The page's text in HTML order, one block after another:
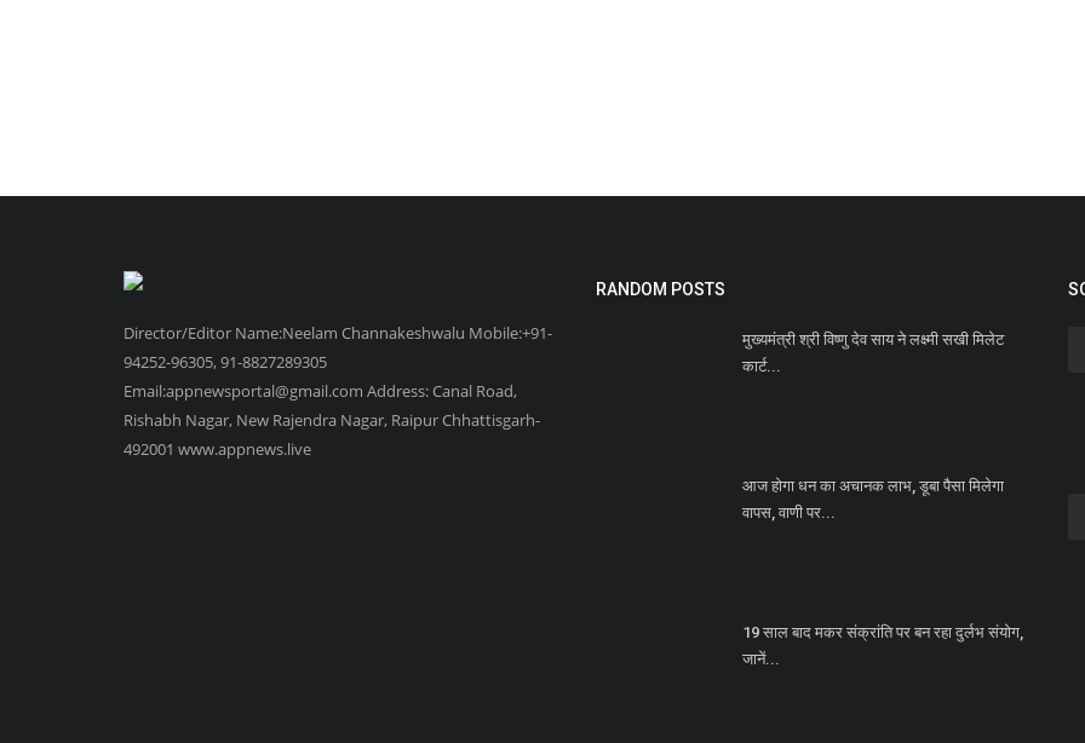
Director/Editor Name:Neelam Channakeshwalu Mobile:+91-
94252-96305, 91-8827289305
Email:appnewsportal@gmail.com Address: Canal Road,
Rishabh Nagar, New Rajendra Nagar, Raipur Chhattisgarh-
492001 www.appnews.live
RANDOM POSTS
मुख्यमंत्री श्री विष्णु देव साय ने लक्ष्मी सखी मिलेट
कार्ट...
आज होगा धन का अचानक लाभ, डूबा पैसा मिलेगा
वापस, वाणी पर...
19 साल बाद मकर संक्रांति पर बन रहा दुर्लभ संयोग,
जानें...